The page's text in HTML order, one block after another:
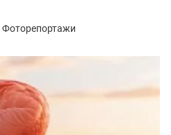
Фоторепортажи